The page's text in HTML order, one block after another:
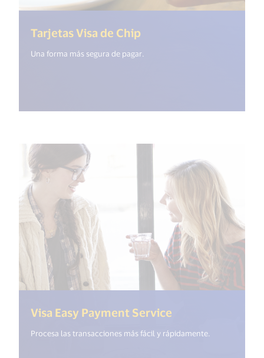
Tarjetas Visa de Chip
Una forma más segura de pagar.
Visa Easy Payment Service
Procesa las transacciones más fácil y rápidamente.